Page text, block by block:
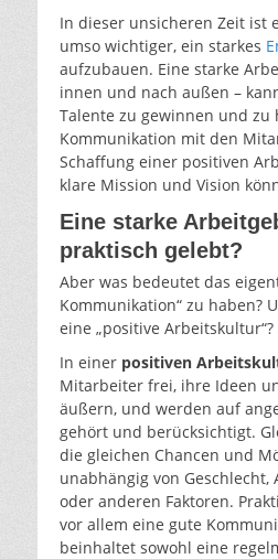
In dieser unsicheren Zeit ist
umso wichtiger, ein starkes
aufzubauen. Eine starke
innen und nach außen –
Talente zu gewinnen und zu
Kommunikation mit den
Schaffung einer positiven
klare Mission und Vision
Eine starke
praktisch gelebt?
Aber was bedeutet das
Kommunikation“ zu haben?
eine „positive Arbeitskultur“?
In einer positiven
Mitarbeiter frei, ihre Ideen
äußern, und werden auf
gehört und berücksichtigt.
die gleichen Chancen und
unabhängig von Geschlecht,
oder anderen Faktoren.
vor allem eine gute
beinhaltet sowohl eine